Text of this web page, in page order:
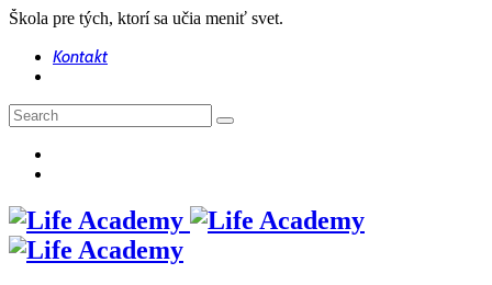
Škola pre tých, ktorí sa učia meniť svet.
Kontakt